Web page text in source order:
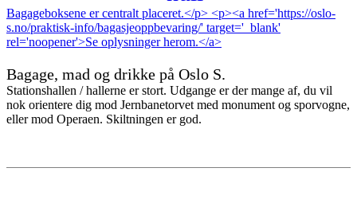
Bagageboksene er centralt placeret.</p> <p><a href='https://oslo-
s.no/praktisk-info/bagasjeoppbevaring/' target='_blank'
rel='noopener'>Se oplysninger herom.</a>
Bagage, mad og drikke på Oslo S.
Stationshallen / hallerne er stort. Udgange er der mange af, du vil
nok orientere dig mod Jernbanetorvet med monument og sporvogne,
eller mod Operaen. Skiltningen er god.